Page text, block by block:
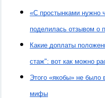
«С простынками нужно
поделилась отзывом о
Какие доплаты
стаж": вот как можно
Этого «якобы» не
мифы